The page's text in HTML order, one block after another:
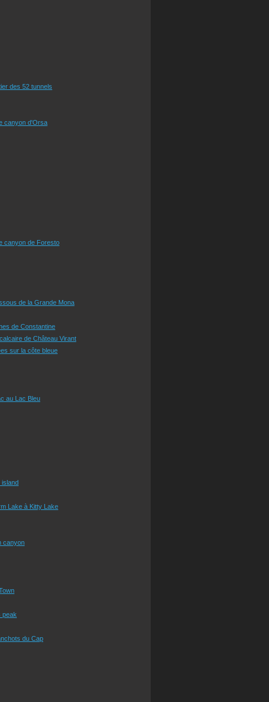
des 52 tunnels
canyon d'Orsa
canyon de Foresto
de la Grande Mona
de Constantine
de Château Virant
sur la côte bleue
au Lac Bleu
island
Lake à Kitty Lake
canyon
peak
du Cap